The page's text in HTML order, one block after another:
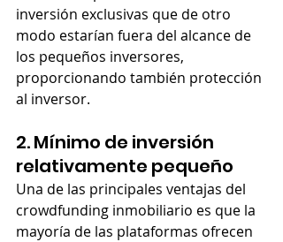
inversión exclusivas que de otro
modo estarían fuera del alcance de
los pequeños inversores,
proporcionando también protección
al inversor.
2. Mínimo de inversión
relativamente pequeño
Una de las principales ventajas del
crowdfunding inmobiliario es que la
mayoría de las plataformas ofrecen